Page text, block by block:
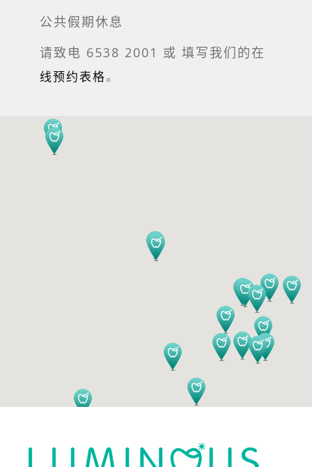
公共假期休息
请致电 6538 2001 或 填写我们的在
线预约表格。